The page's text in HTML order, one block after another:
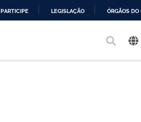
PARTICIPE LEGISLAÇÃO ÓRGÃOS DO